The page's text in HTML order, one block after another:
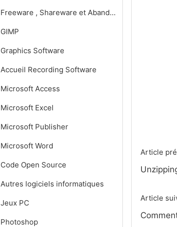
Freeware , Shareware et Abandonware
GIMP
Graphics Software
Accueil Recording Software
Microsoft Access
Microsoft Excel
Microsoft Publisher
Microsoft Word
Code Open Source
Autres logiciels informatiques
Jeux PC
Photoshop
Article
Article